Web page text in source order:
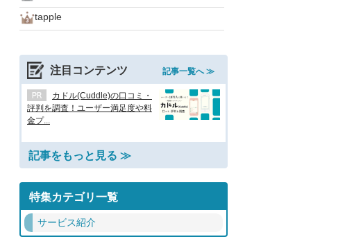
tapple
注目コンテンツ 記事一覧へ ≫
カドル(Cuddle)の口コミ・
評判を調査！ユーザー満足度や料
金プ...
記事をもっと見る ≫
特集カテゴリ一覧
サービス紹介